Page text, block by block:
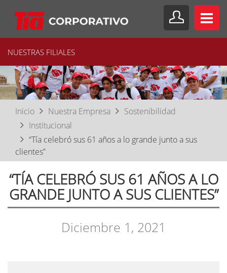
NUESTRAS FILIALES
Inicio Nuestra Empresa
Sostenibilidad
Institucional
“Tía celebró sus 61 años a lo grande junto a sus
clientes”
“TÍA CELEBRÓ SUS 61 AÑOS A LO
GRANDE JUNTO A SUS CLIENTES”
Diciembre 1, 2021